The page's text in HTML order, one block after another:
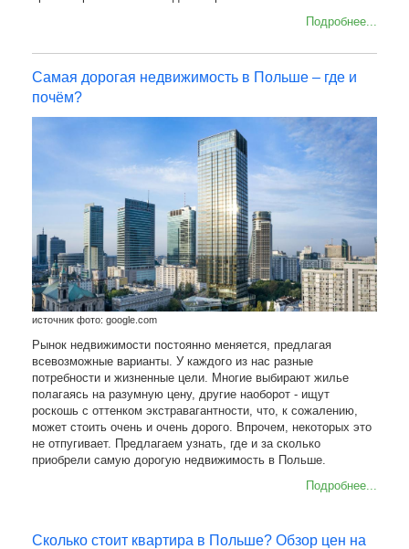
Подробнее...
Самая дорогая недвижимость в Польше – где и
почём?
источник фото: google.com
Рынок недвижимости постоянно меняется, предлагая
всевозможные варианты. У каждого из нас разные
потребности и жизненные цели. Многие выбирают жилье
полагаясь на разумную цену, другие наоборот - ищут
роскошь с оттенком экстравагантности, что, к сожалению,
может стоить очень и очень дорого. Впрочем, некоторых это
не отпугивает. Предлагаем узнать, где и за сколько
приобрели самую дорогую недвижимость в Польше.
Подробнее...
Сколько стоит квартира в Польше? Обзор цен на